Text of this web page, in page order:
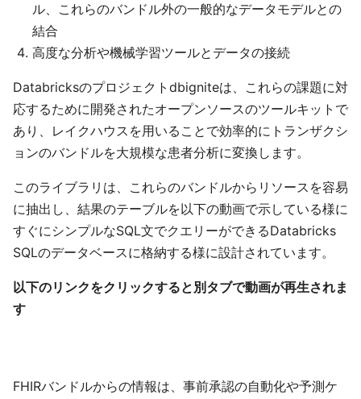
ル、これらのバンドル外の一般的なデータモデルとの
結合
高度な分析や機械学習ツールとデータの接続
Databricksのプロジェクトdbigniteは、これらの課題に対
応するために開発されたオープンソースのツールキットで
あり、レイクハウスを用いることで効率的にトランザクシ
ョンのバンドルを大規模な患者分析に変換します。
このライブラリは、これらのバンドルからリソースを容易
に抽出し、結果のテーブルを以下の動画で示している様に
すぐにシンプルなSQL文でクエリーができるDatabricks
SQLのデータベースに格納する様に設計されています。
以下のリンクをクリックすると別タブで動画が再生されま
す
FHIRバンドルからの情報は、事前承認の自動化や予測ケ